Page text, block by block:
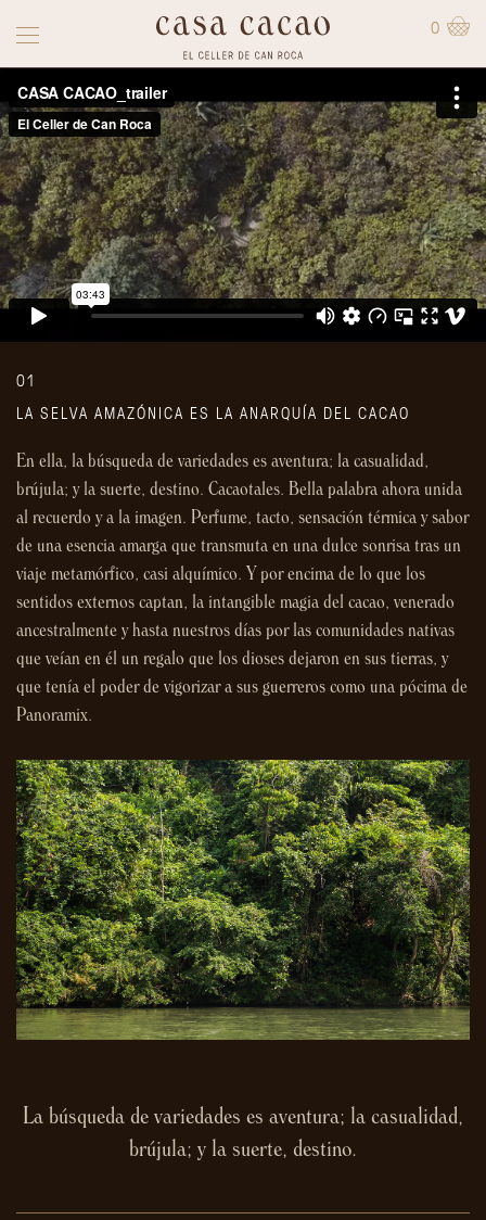
0
01
LA SELVA AMAZÓNICA ES LA ANARQUÍA DEL CACAO
En ella, la búsqueda de variedades es aventura; la casualidad,
brújula; y la suerte, destino. Cacaotales. Bella palabra ahora unida
al recuerdo y a la imagen. Perfume, tacto, sensación térmica y sabor
de una esencia amarga que transmuta en una dulce sonrisa tras un
viaje metamórfico, casi alquímico. Y por encima de lo que los
sentidos externos captan, la intangible magia del cacao, venerado
ancestralmente y hasta nuestros días por las comunidades nativas
que veían en él un regalo que los dioses dejaron en sus tierras, y
que tenía el poder de vigorizar a sus guerreros como una pócima de
Panoramix.
La búsqueda de variedades es aventura; la casualidad,
brújula; y la suerte, destino.